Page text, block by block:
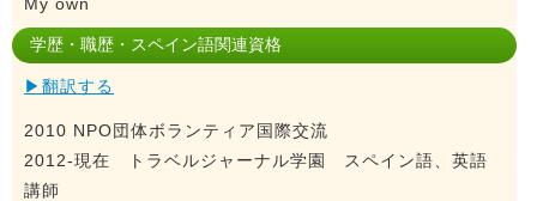
学歴・職歴・スペイン語関連資格
▶翻訳する
2010 NPO団体ボランティア国際交流
2012-現在 トラベルジャーナル学園 スペイン語、英語
講師